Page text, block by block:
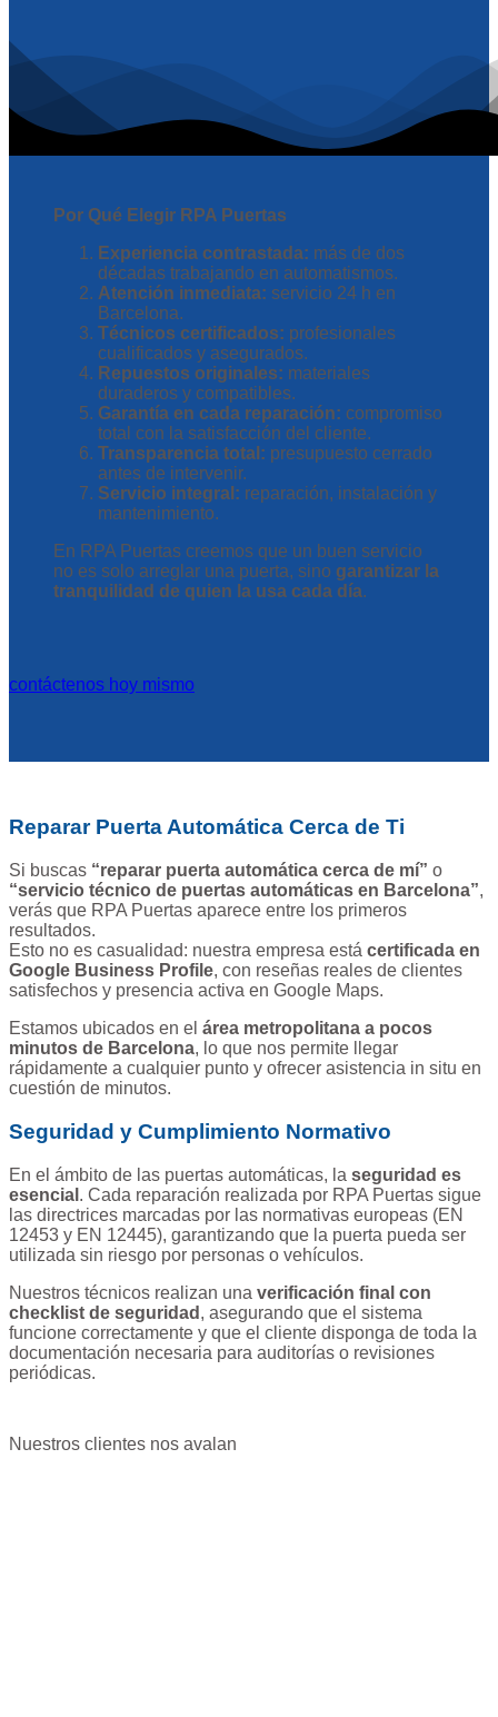
Por Qué Elegir RPA Puertas
Experiencia contrastada: más de dos
décadas trabajando en automatismos.
Atención inmediata: servicio 24 h en
Barcelona.
Técnicos certificados: profesionales
cualificados y asegurados.
Repuestos originales: materiales
duraderos y compatibles.
Garantía en cada reparación: compromiso
total con la satisfacción del cliente.
Transparencia total: presupuesto cerrado
antes de intervenir.
Servicio integral: reparación, instalación y
mantenimiento.
En RPA Puertas creemos que un buen servicio
no es solo arreglar una puerta, sino garantizar la
tranquilidad de quien la usa cada día.
contáctenos hoy mismo
Reparar Puerta Automática Cerca de Ti
Si buscas “reparar puerta automática cerca de mí” o
“servicio técnico de puertas automáticas en Barcelona”,
verás que RPA Puertas aparece entre los primeros
resultados.
Esto no es casualidad: nuestra empresa está certificada en
Google Business Profile, con reseñas reales de clientes
satisfechos y presencia activa en Google Maps.
Estamos ubicados en el área metropolitana a pocos
minutos de Barcelona, lo que nos permite llegar
rápidamente a cualquier punto y ofrecer asistencia in situ en
cuestión de minutos.
Seguridad y Cumplimiento Normativo
En el ámbito de las puertas automáticas, la seguridad es
esencial . Cada reparación realizada por RPA Puertas sigue
las directrices marcadas por las normativas europeas (EN
12453 y EN 12445), garantizando que la puerta pueda ser
utilizada sin riesgo por personas o vehículos.
Nuestros técnicos realizan una verificación final con
checklist de seguridad , asegurando que el sistema
funcione correctamente y que el cliente disponga de toda la
documentación necesaria para auditorías o revisiones
periódicas.
Nuestros clientes nos avalan